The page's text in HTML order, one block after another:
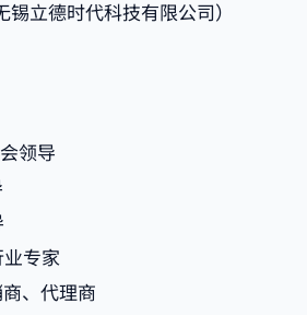
立德时代科技有限公司）
领导
专家
、代理商